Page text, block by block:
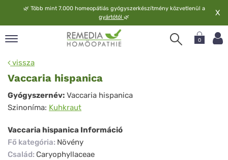
🌿 Több mint 7.000 homeopátiás gyógyszerkészítmény közvetlenül a
gyártótól 🌿 X
0
vissza
Vaccaria hispanica
Vaccaria
hispanica
Gyógyszernév: Vaccaria hispanica
Szinoníma: Kuhkraut
Vaccaria hispanica Információ
Fő kategória: Növény
Család: Caryophyllaceae